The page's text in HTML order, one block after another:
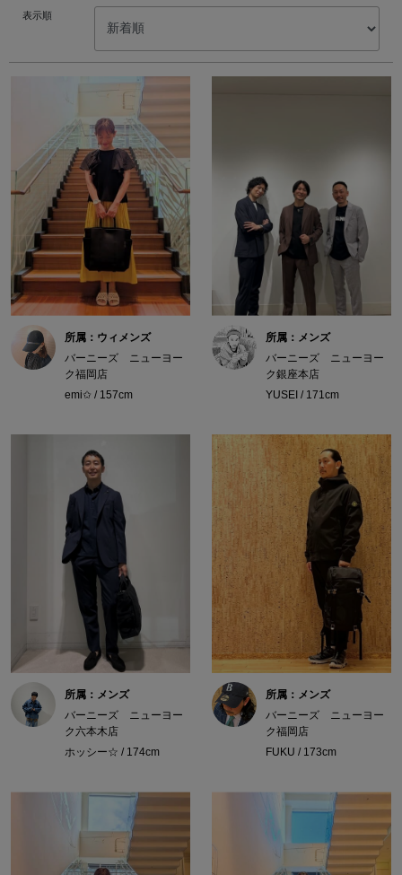
表示順
所属：ウィメンズ
バーニーズ ニューヨー
ク福岡店
emi✩ / 157cm
所属：メンズ
バーニーズ ニューヨー
ク銀座本店
YUSEI / 171cm
所属：メンズ
バーニーズ ニューヨー
ク六本木店
ホッシー☆ / 174cm
所属：メンズ
バーニーズ ニューヨー
ク福岡店
FUKU / 173cm